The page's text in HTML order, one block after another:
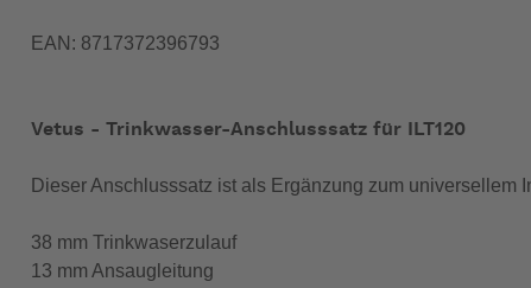
EAN: 8717372396793
Vetus - Trinkwasser-Anschlusssatz für ILT120
Dieser Anschlusssatz ist als Ergänzung zum
38 mm Trinkwaserzulauf
13 mm Ansaugleitung